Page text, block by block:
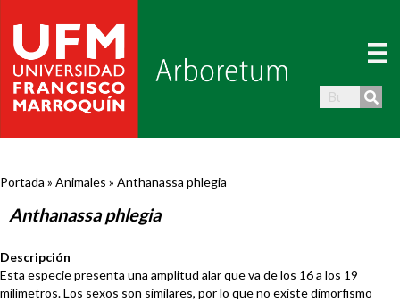
Portada » Animales » Anthanassa phlegia
Anthanassa phlegia
Descripción
Esta especie presenta una amplitud alar que va de los 16 a los 19
milímetros. Los sexos son similares, por lo que no existe dimorfismo